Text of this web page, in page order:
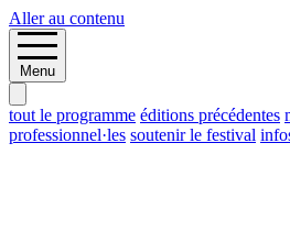
Aller au contenu
Menu
tout le programme éditions précédentes
professionnel·les soutenir le festival